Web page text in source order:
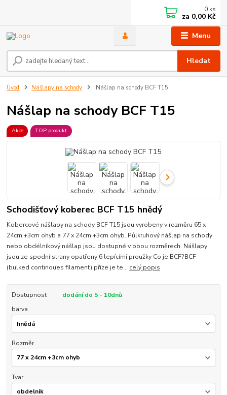
Menu
Hledat
0 ks
za 0,00 Kč
Úvod Nášlapy na schody Nášlap na schody BCF T15
Nášlap na schody BCF T15
Akce TOP produkt
Schodišťový koberec BCF T15 hnědý
Kobercové nášlapy na schody BCF T15 jsou vyrobeny v rozměru 65 x
24cm +3cm ohyb a 77 x 24cm +3cm ohyb. Půlkruhový nášlap na schody
nebo obdélníkový nášlap jsou dostupné v obou rozměrech. Nášlapy
jsou ze spodní strany opatřeny 6 lepícími proužky Co je BCF?BCF
(bulked continoues filament) příze je te... celý popis
Dostupnost
dodání do 5 - 10dnů
barva
Rozměr
Tvar